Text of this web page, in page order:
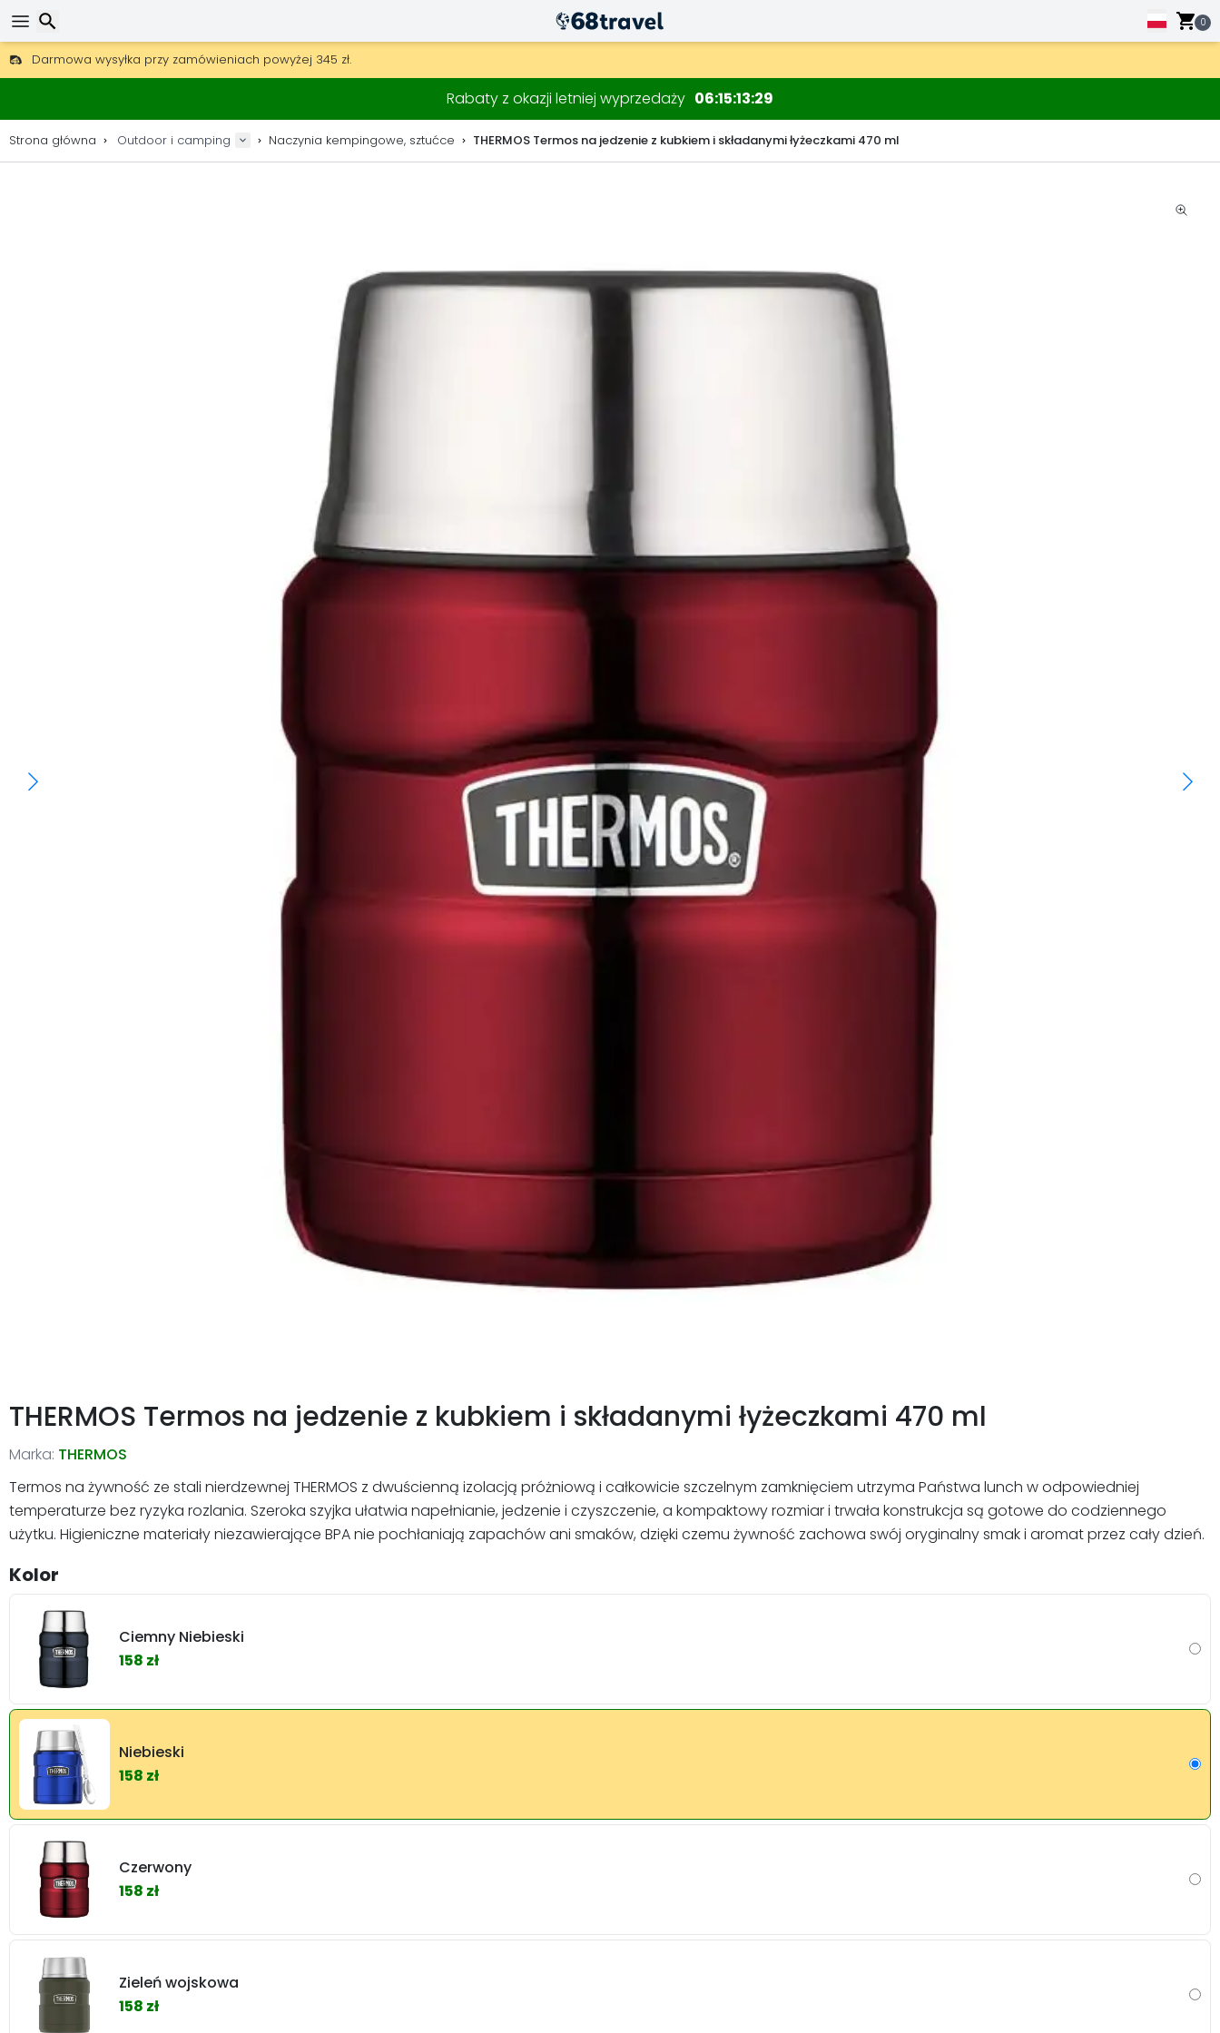
0
Darmowa wysyłka przy zamówieniach powyżej 345 zł.
Rabaty z okazji letniej wyprzedaży 06 15 13 28
Strona główna Outdoor i camping Naczynia kempingowe, sztućce THERMOS Termos na jedzenie z kubkiem i składanymi łyżeczkami 470 ml
THERMOS Termos na jedzenie z kubkiem i składanymi łyżeczkami 470 ml
Marka: THERMOS
Termos na żywność ze stali nierdzewnej THERMOS z dwuścienną izolacją próżniową i całkowicie szczelnym zamknięciem utrzyma Państwa lunch w odpowiedniej
temperaturze bez ryzyka rozlania. Szeroka szyjka ułatwia napełnianie, jedzenie i czyszczenie, a kompaktowy rozmiar i trwała konstrukcja są gotowe do codziennego
użytku. Higieniczne materiały niezawierające BPA nie pochłaniają zapachów ani smaków, dzięki czemu żywność zachowa swój oryginalny smak i aromat przez cały dzień.
Kolor
Ciemny Niebieski
158 zł
Niebieski
158 zł
Czerwony
158 zł
Zieleń wojskowa
158 zł